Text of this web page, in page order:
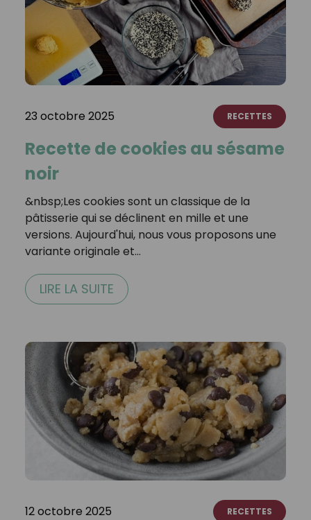
23 octobre 2025 RECETTES
Recette de cookies au sésame
noir
&nbsp;Les cookies sont un classique de la
pâtisserie qui se déclinent en mille et une
versions. Aujourd'hui, nous vous proposons une
variante originale et…
LIRE LA SUITE
12 octobre 2025 RECETTES